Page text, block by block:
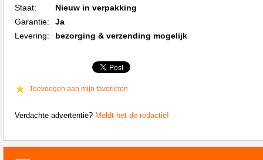
Staat:
Nieuw in verpakking
Garantie:
Ja
Levering:
bezorging & verzending mogelijk
Toevoegen aan mijn favorieten
Verdachte advertentie? Meldt het de redactie!